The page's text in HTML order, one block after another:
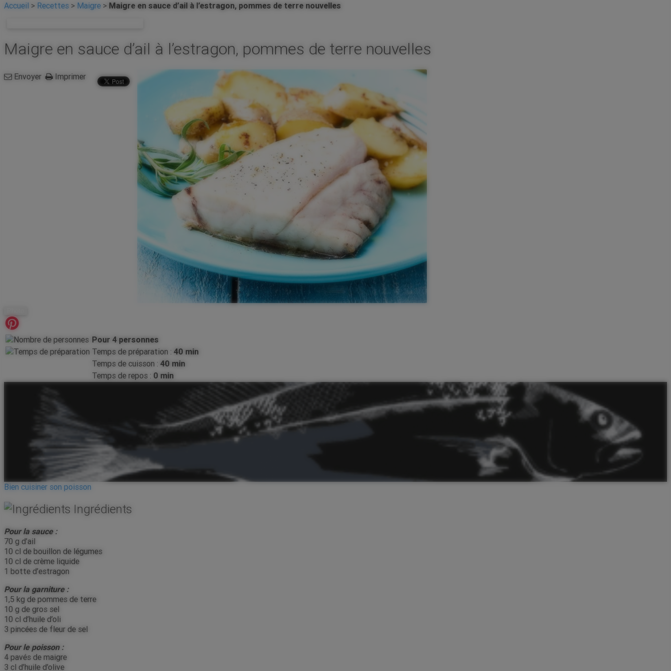
Accueil > Recettes > Maigre > Maigre en sauce d’ail à l’estragon, pommes de terre nouvelles
Maigre en sauce d’ail à l’estragon, pommes de terre nouvelles
Envoyer Imprimer
Pour 4 personnes
Temps de préparation : 40 min
Temps de cuisson : 40 min
Temps de repos : 0 min
Bien cuisiner son poisson
Ingrédients
Pour la sauce :
70 g d’ail
10 cl de bouillon de légumes
10 cl de crème liquide
1 botte d’estragon
Pour la garniture :
1,5 kg de pommes de terre
10 g de gros sel
10 cl d’huile d’oli
3 pincées de fleur de sel
Pour le poisson :
4 pavés de maigre
3 cl d’huile d’olive